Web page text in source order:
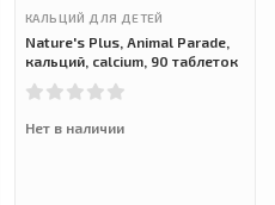
КАЛЬЦИЙ ДЛЯ ДЕТЕЙ
Nature's Plus, Animal Parade,
кальций, calcium, 90 таблеток
Нет в наличии